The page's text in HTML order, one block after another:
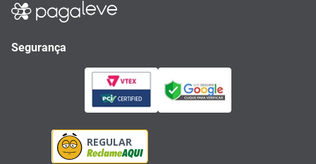
Segurança